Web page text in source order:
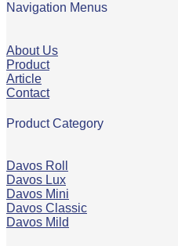
Navigation Menus
About Us
Product
Article
Contact
Product Category
Davos Roll
Davos Lux
Davos Mini
Davos Classic
Davos Mild